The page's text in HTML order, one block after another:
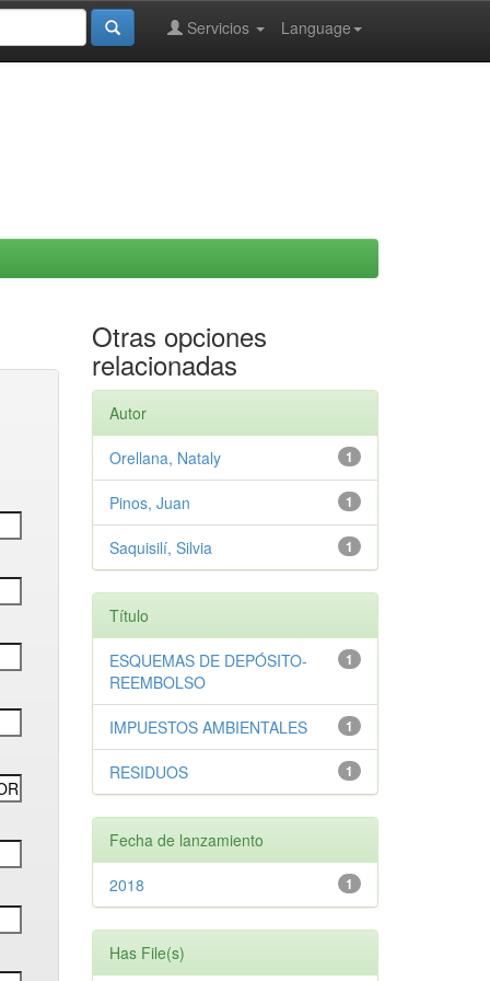
Language
Servicios
Otras opciones
relacionadas
Autor
1
Orellana, Nataly
1
Pinos, Juan
1
Saquisilí, Silvia
Título
1
ESQUEMAS DE DEPÓSITO-
REEMBOLSO
1
IMPUESTOS AMBIENTALES
1
RESIDUOS
Fecha de lanzamiento
1
2018
Has File(s)